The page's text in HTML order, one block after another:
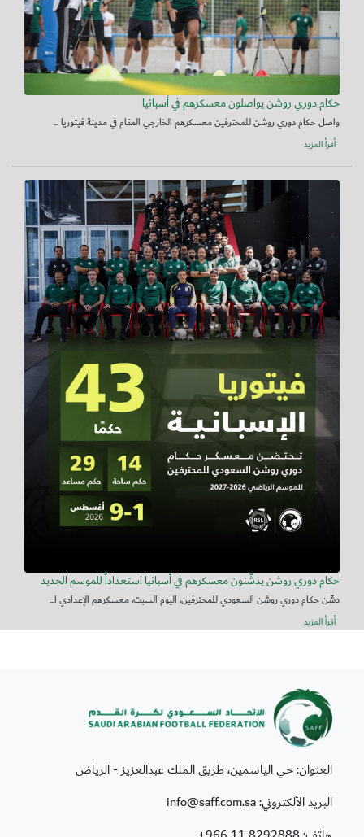
حكام دوري روشن يواصلون معسكرهم في أسبانيا
واصل حكام دوري روشن للمحترفين معسكرهم الخارجي المقام في مدينة فيتوريا ...
أقرأ المزيد
حكام دوري روشن يدشّنون معسكرهم في أسبانيا استعداداً للموسم الجديد
دشّن حكام دوري روشن السعودي للمحترفين، اليوم السبت، معسكرهم الإعدادي ا...
أقرأ المزيد
العنوان: حي الياسمين، طريق الملك عبدالعزيز - الرياض
البريد الألكتروني: info@saff.com.sa